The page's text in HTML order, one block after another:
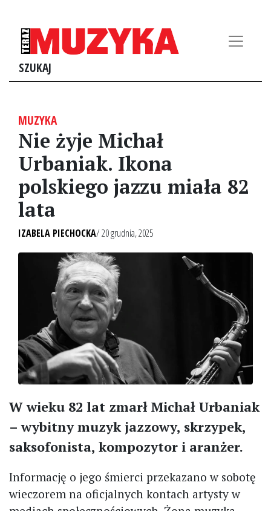
SZUKAJ
MUZYKA
Nie żyje Michał
Urbaniak. Ikona
polskiego jazzu miała 82
lata
IZABELA PIECHOCKA/ 20 grudnia, 2025
W wieku 82 lat zmarł Michał Urbaniak
– wybitny muzyk jazzowy, skrzypek,
saksofonista, kompozytor i aranżer.
Informację o jego śmierci przekazano w sobotę
wieczorem na oficjalnych kontach artysty w